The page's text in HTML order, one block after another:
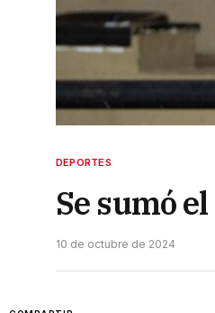
DEPORTES
Se sumó
10 de octubre de 2024